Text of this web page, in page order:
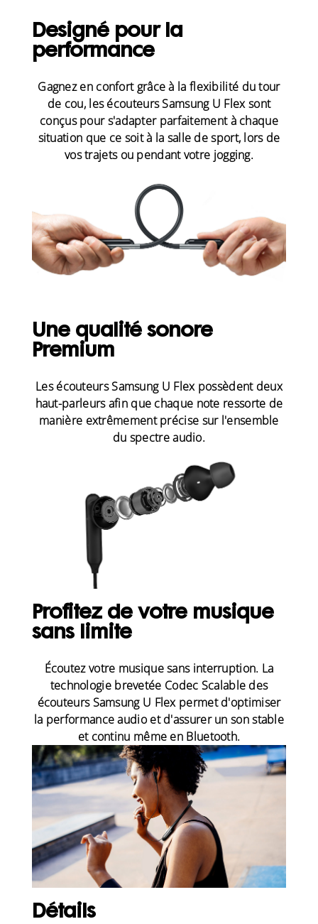
Designé pour la
performance
Gagnez en confort grâce à la flexibilité du tour
de cou, les écouteurs Samsung U Flex sont
conçus pour s'adapter parfaitement à chaque
situation que ce soit à la salle de sport, lors de
vos trajets ou pendant votre jogging.
Une qualité sonore
Premium
Les écouteurs Samsung U Flex possèdent deux
haut-parleurs afin que chaque note ressorte de
manière extrêmement précise sur l'ensemble
du spectre audio.
Profitez de votre musique
sans limite
Écoutez votre musique sans interruption. La
technologie brevetée Codec Scalable des
écouteurs Samsung U Flex permet d'optimiser
la performance audio et d'assurer un son stable
et continu même en Bluetooth.
Détails